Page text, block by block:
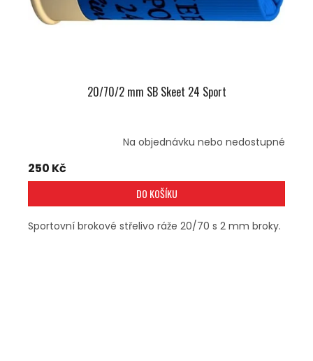
20/70/2 mm SB Skeet 24 Sport
Na objednávku nebo nedostupné
250 Kč
DO KOŠÍKU
Sportovní brokové střelivo ráže 20/70 s 2 mm broky.